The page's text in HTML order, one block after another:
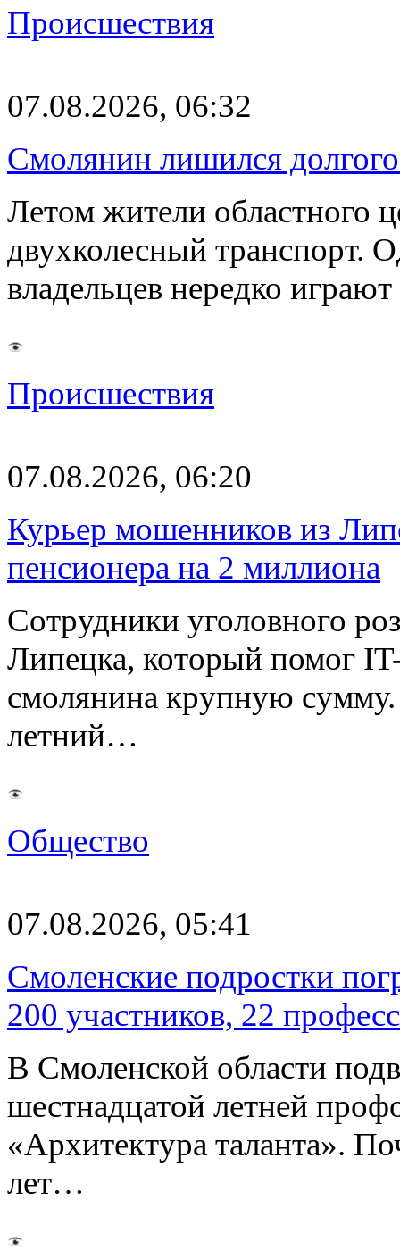
Происшествия
07.08.2026, 06:32
Смолянин лишился
Летом жители областного
двухколесный транспорт.
владельцев нередко
Происшествия
07.08.2026, 06:20
Курьер мошенников из
пенсионера на 2 миллиона
Сотрудники уголовного
Липецка, который помог
смолянина крупную
летний…
Общество
07.08.2026, 05:41
Смоленские подростки
200 участников, 22
В Смоленской области
шестнадцатой летней
«Архитектура таланта».
лет…